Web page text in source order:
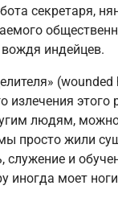
секретаря,
индейцев.
этого
людям,
просто жили
и
иногда моет